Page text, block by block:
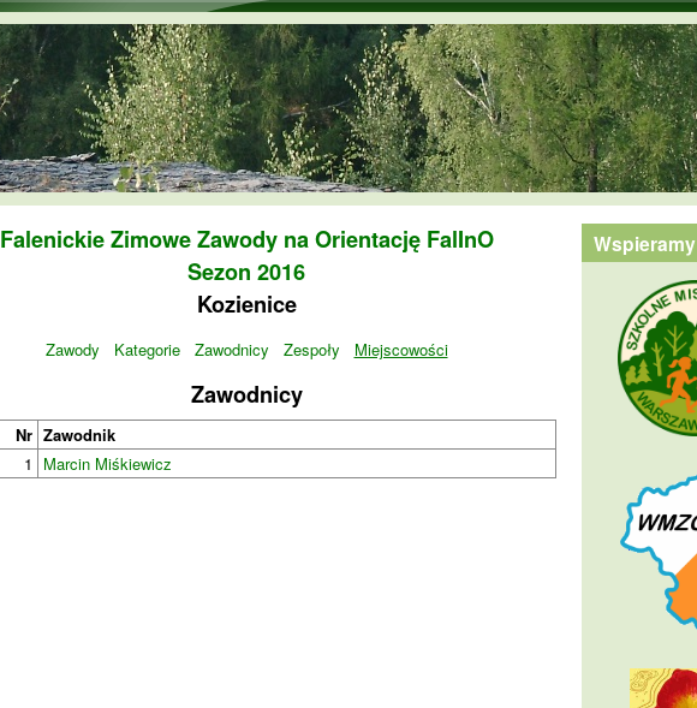
Przejdź do treści
Falenickie Zimowe Zawody na Orientację FalInO
Sezon 2016
Kozienice
Zawody Kategorie Zawodnicy Zespoły Miejscowości
Zawodnicy
Nr Zawodnik
1
Marcin Miśkiewicz
Wspieramy